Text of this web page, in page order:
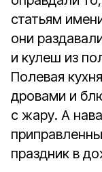
статьям
они
и кулеш из
Полевая
дровами и
с жару. А
праздник в